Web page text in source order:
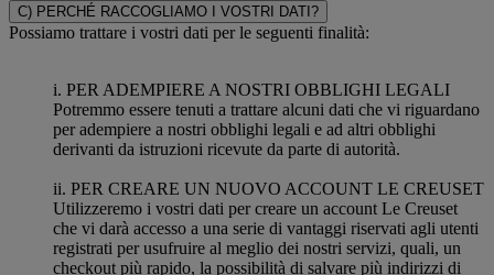
C) PERCHÉ RACCOGLIAMO I VOSTRI DATI?
Possiamo trattare i vostri dati per le seguenti finalità:
i. PER ADEMPIERE A NOSTRI OBBLIGHI LEGALI
Potremmo essere tenuti a trattare alcuni dati che vi riguardano
per adempiere a nostri obblighi legali e ad altri obblighi
derivanti da istruzioni ricevute da parte di autorità.
ii. PER CREARE UN NUOVO ACCOUNT LE CREUSET
Utilizzeremo i vostri dati per creare un account Le Creuset
che vi darà accesso a una serie di vantaggi riservati agli utenti
registrati per usufruire al meglio dei nostri servizi, quali, un
checkout più rapido, la possibilità di salvare più indirizzi di